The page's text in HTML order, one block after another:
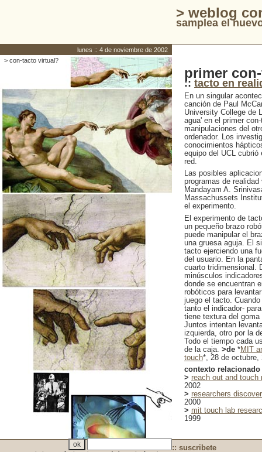
> weblog
samplea el
lunes :: 4 de noviembre de 2002
> con-tacto virtual?
primer
:: tacto en
En un singular
canción de Paul
University College de
agua' en el primer
manipulaciones del
ordenador. Los
conocimientos
equipo del UCL
red.
Las posibles
programas de
Mandayam A.
Massachussets
el experimento.
El experimento de
un pequeño brazo
puede manipular el
una gruesa aguja. El
tacto ejerciendo una
del usuario. En la
cuarto tridimensional.
minúsculos
donde se encuentran
robóticos para
juego el tacto.
tanto el indicador-
tiene textura del
Juntos intentan
izquierda, otro por la
Todo el tiempo cada
de la caja. >de *MIT
touch*, 28 de octubre,
contexto relacionado
> reach out and touch
2002
> researchers
2000
> mit touch lab
1999
:: suscribete